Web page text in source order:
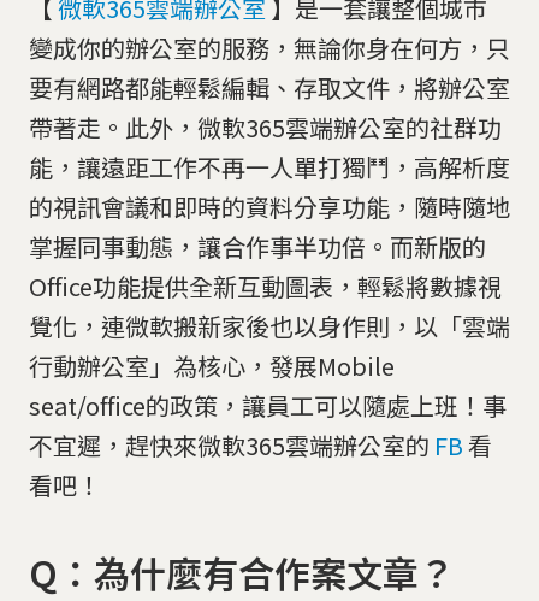
【微軟365雲端辦公室 】是一套讓整個城市
變成你的辦公室的服務，無論你身在何方，只
要有網路都能輕鬆編輯、存取文件，將辦公室
帶著走。此外，微軟365雲端辦公室的社群功
能，讓遠距工作不再一人單打獨鬥，高解析度
的視訊會議和即時的資料分享功能，隨時隨地
掌握同事動態，讓合作事半功倍。而新版的
Office功能提供全新互動圖表，輕鬆將數據視
覺化，連微軟搬新家後也以身作則，以「雲端
行動辦公室」為核心，發展Mobile
seat/office的政策，讓員工可以隨處上班！事
不宜遲，趕快來微軟365雲端辦公室的 FB看
看吧！
Q：為什麼有合作案文章？